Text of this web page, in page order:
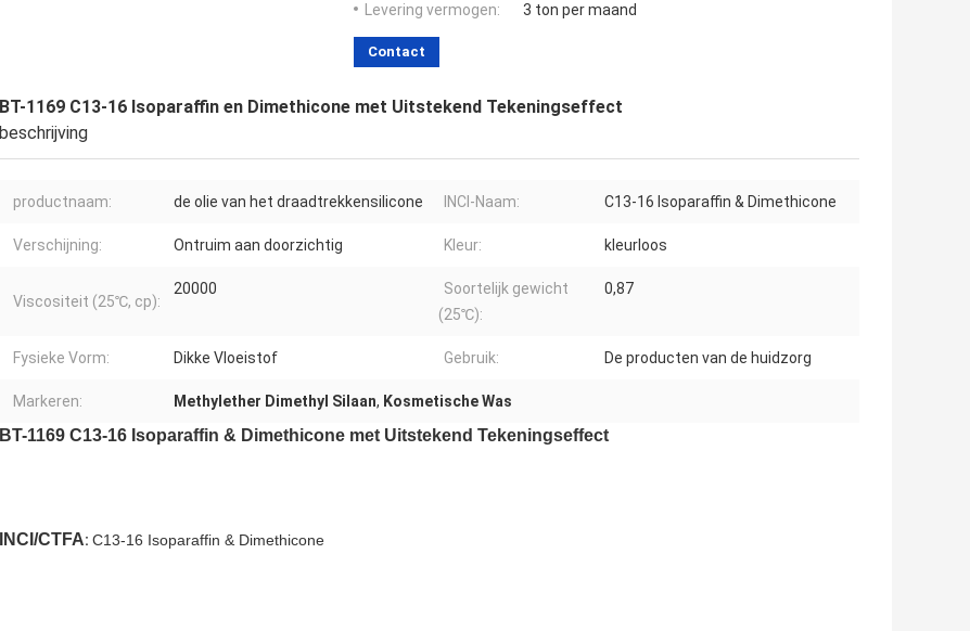
Levering vermogen:
3 ton per maand
Contact
BT-1169 C13-16 Isoparaffin en Dimethicone met Uitstekend Tekeningseffect
beschrijving
productnaam: de olie van het draadtrekkensilicone INCI-Naam: C13-16 Isoparaffin & Dimethicone
Verschijning: Ontruim aan doorzichtig Kleur: kleurloos
Viscositeit (25℃, cp):
20000
Soortelijk gewicht
(25℃):
0,87
Fysieke Vorm: Dikke Vloeistof Gebruik: De producten van de huidzorg
Markeren: Methylether Dimethyl Silaan, Kosmetische Was
BT-1169 C13-16 Isoparaffin & Dimethicone met Uitstekend Tekeningseffect
INCI/CTFA: C13-16 Isoparaffin & Dimethicone